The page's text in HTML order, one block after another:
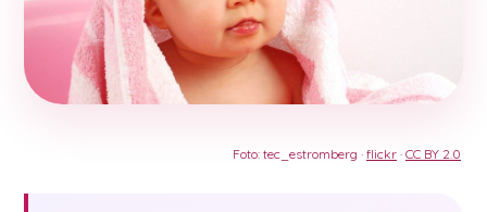
Foto: tec_estromberg · flickr · CC BY 2.0